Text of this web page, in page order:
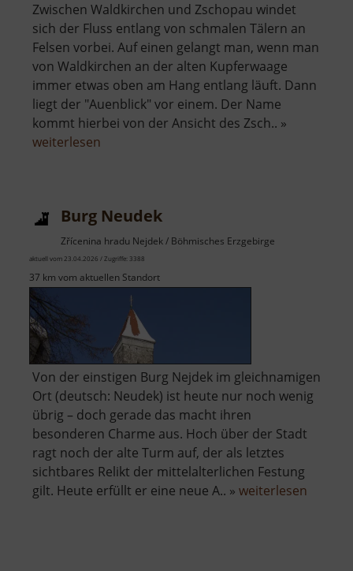
Zwischen Waldkirchen und Zschopau windet
sich der Fluss entlang von schmalen Tälern an
Felsen vorbei. Auf einen gelangt man, wenn man
von Waldkirchen an der alten Kupferwaage
immer etwas oben am Hang entlang läuft. Dann
liegt der "Auenblick" vor einem. Der Name
kommt hierbei von der Ansicht des Zsch.. »
weiterlesen
Burg Neudek
Zřícenina hradu Nejdek / Böhmisches Erzgebirge
aktuell vom 23.04.2026 / Zugriffe: 3388
37 km vom aktuellen Standort
Von der einstigen Burg Nejdek im gleichnamigen
Ort (deutsch: Neudek) ist heute nur noch wenig
übrig – doch gerade das macht ihren
besonderen Charme aus. Hoch über der Stadt
ragt noch der alte Turm auf, der als letztes
sichtbares Relikt der mittelalterlichen Festung
gilt. Heute erfüllt er eine neue A.. » weiterlesen